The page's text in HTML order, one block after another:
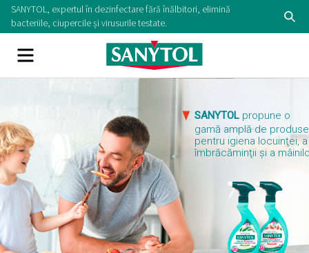
SkipSANYTOL, expertul în dezinfectare fără înălbitori, elimină
bacteriile, ciupercile și virusurile testate.
Menu
SANYTOL propune o
gamă amplă de produse
pentru igiena locuinţei, a
îmbrăcăminţii şi a